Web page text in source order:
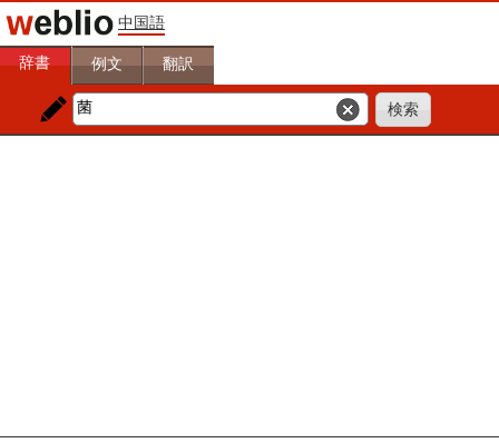
中国語
辞書 例文 翻訳